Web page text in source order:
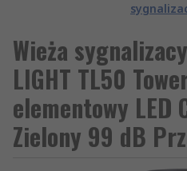
Wieża
LIGHT TL50
elementowy LED
Zielony 99 dB